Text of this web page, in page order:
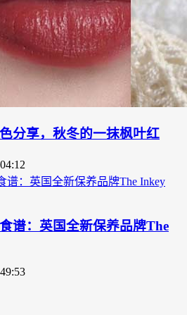
分享，秋冬的一抹枫叶红
谱：英国全新保养品牌The